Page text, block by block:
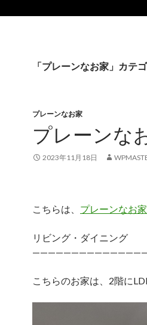
「プレーンなお家」カテ
プレーンなお家
プレーンな
2023年11月18日
こちらは、 プレーンなお
リビング・ダイニング
こちらのお家は、2階に